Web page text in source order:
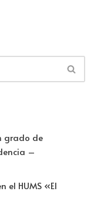
grado de
–
el HUMS «El